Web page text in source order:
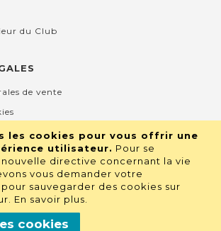
les cookies pour vous offrir une
utilisateur. Pour se
directive concernant la vie
vous demander votre
sauvegarder des cookies sur
En savoir plus
cookies
du Club
de vente
CGU
privée
SUR LES RÉSEAUX